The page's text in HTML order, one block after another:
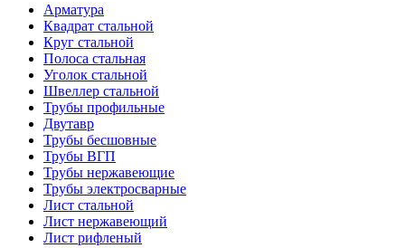
Арматура
Квадрат стальной
Круг стальной
Полоса стальная
Уголок стальной
Швеллер стальной
Трубы профильные
Двутавр
Трубы бесшовные
Трубы ВГП
Трубы нержавеющие
Трубы электросварные
Лист стальной
Лист нержавеющий
Лист рифленый